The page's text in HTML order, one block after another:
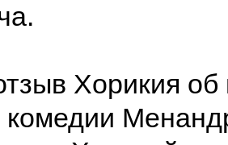
Хорикия
комедии